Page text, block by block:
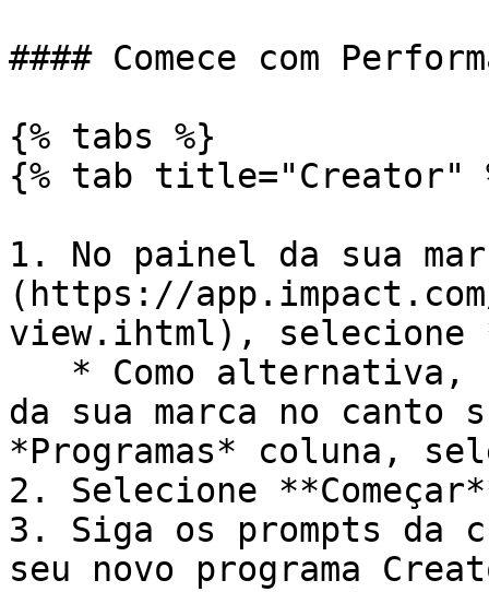
#### Comece com
{% tabs %}
{% tab title="Creator"
1. No painel da sua
(https://
view.ihtml), selecione
da sua marca no canto
*Programas* coluna,
2. Selecione
3. Siga os prompts da
seu novo programa